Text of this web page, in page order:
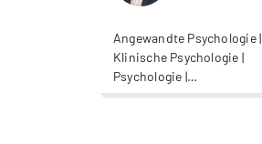
Angewandte Psychologie |
Klinische Psychologie |
Psychologie |
Wirtschaftspsychologie